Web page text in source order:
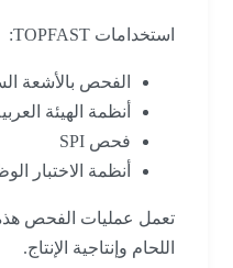
استخدامات TOPFAST:
الفحص بالأشعة
أنظمة الهيئة العربية
فحص SPI
أنظمة الاختبار
تعمل عمليات الفحص هذه
اللحام وإنتاجية الإنتاج.